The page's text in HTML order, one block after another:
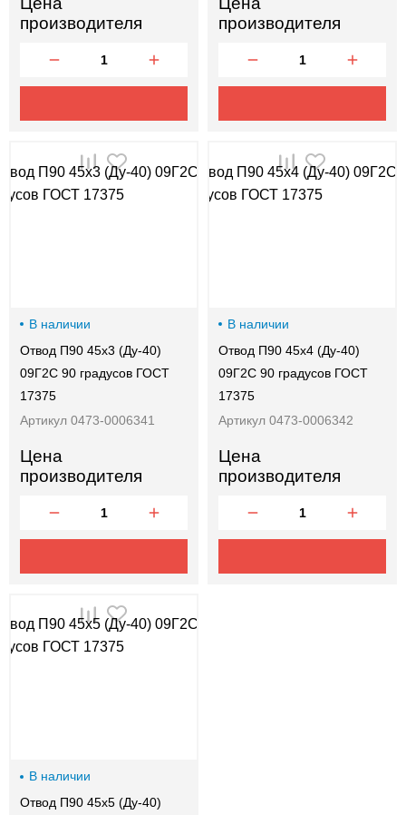
производителя
производителя
В наличии
Отвод П90 45х3 (Ду-40)
09Г2С 90 градусов ГОСТ
17375
Артикул 0473-0006341
Цена
производителя
В наличии
Отвод П90 45х4 (Ду-40)
09Г2С 90 градусов ГОСТ
17375
Артикул 0473-0006342
Цена
производителя
В наличии
Отвод П90 45х5 (Ду-40)